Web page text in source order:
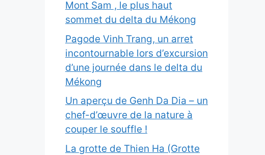
Mont Sam , le plus haut
sommet du delta du Mékong
Pagode Vinh Trang, un arret
incontournable lors d’excursion
d’une journée dans le delta du
Mékong
Un aperçu de Genh Da Dia – un
chef-d’œuvre de la nature à
couper le souffle !
La grotte de Thien Ha (Grotte